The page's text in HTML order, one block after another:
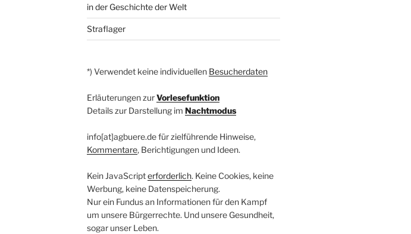
in der Geschichte der Welt
Straflager
*) Verwendet keine individuellen Besucherdaten
Erläuterungen zurVorlesefunktion
Details zur Darstellung im Nachtmodus
info[at]agbuere.de für zielführende Hinweise,
Kommentare, Berichtigungen und Ideen.
Kein JavaScripterforderlich. Keine Cookies, keine
Werbung, keine Datenspeicherung.
Nur ein Fundus an Informationen für den Kampf
um unsere Bürgerrechte. Und unsere Gesundheit,
sogar unser Leben.